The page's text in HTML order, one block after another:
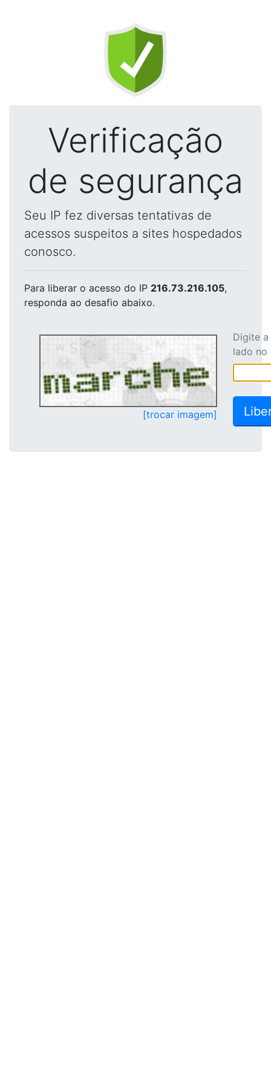
Verificação
de segurança
Seu IP fez diversas tentativas de
acessos suspeitos a sites hospedados
conosco.
Para liberar o acesso do IP 216.73.216.105,
responda ao desafio abaixo.
[trocar imagem]
Digite
lado no